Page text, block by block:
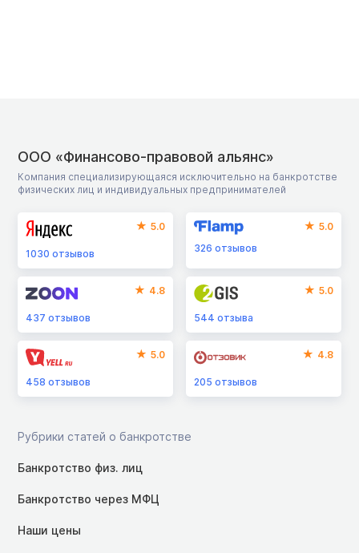
ООО «Финансово-правовой альянс»
Компания специализирующаяся исключительно на банкротстве
физических лиц и индивидуальных предпринимателей
5.0
1030 отзывов
5.0
326отзывов
4.8
437 отзывов
5.0
544отзыва
5.0
458 отзывов
4.8
205отзывов
Рубрики статей о банкротстве
Банкротство физ. лиц
Банкротство через МФЦ
Наши цены